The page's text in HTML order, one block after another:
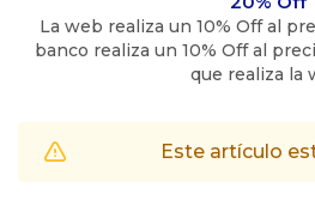
Este artículo